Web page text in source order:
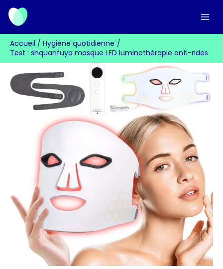
Aller
contenu
Accueil
Hygiène quotidienne
Test : shquanfuya masque LED luminothérapie anti-rides